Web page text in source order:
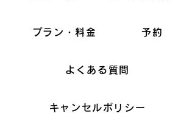
プラン・料金 予約
よくある質問
キャンセルポリシー